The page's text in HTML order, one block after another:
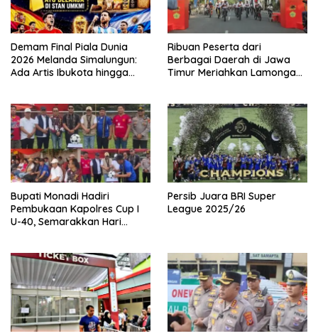
Demam Final Piala Dunia
2026 Melanda Simalungun:
Ada Artis Ibukota hingga
Ribuan Peserta dari
Berbagai Daerah di Jawa
Timur Meriahkan Lamongan
Bupati Monadi Hadiri
Pembukaan Kapolres Cup I
U-40, Semarakkan Hari
Persib Juara BRI Super
League 2025/26